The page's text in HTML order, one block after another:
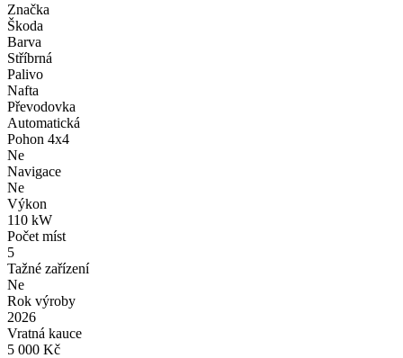
Značka
Škoda
Barva
Stříbrná
Palivo
Nafta
Převodovka
Automatická
Pohon 4x4
Ne
Navigace
Ne
Výkon
110 kW
Počet míst
5
Tažné zařízení
Ne
Rok výroby
2026
Vratná kauce
5 000 Kč